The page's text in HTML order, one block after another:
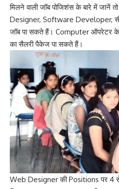
मिलने वाली जॉब पोजिशंस के बारे में
Designer, Software Developer,
जॉब पा सकते हैं। Computer ऑपरेटर
का सैलरी पैकेज पा सकते हैं।
Web Designer की Positions पर 4